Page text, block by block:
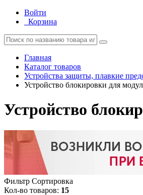
Войти
Корзина
Главная
Каталог товаров
Устройства защиты, плавкие
Устройство блокировки для
Устройство
Фильтр Сортировка
Кол-во товаров: 15